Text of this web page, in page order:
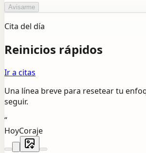
Avisarme
Cita del día
Reinicios rápidos
Ir a citas
Una línea breve para resetear tu
seguir.
“
HoyCoraje